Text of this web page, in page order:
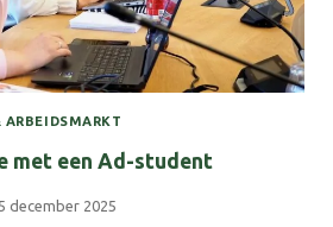
ARBEIDSMARKT
met een Ad-student
december 2025